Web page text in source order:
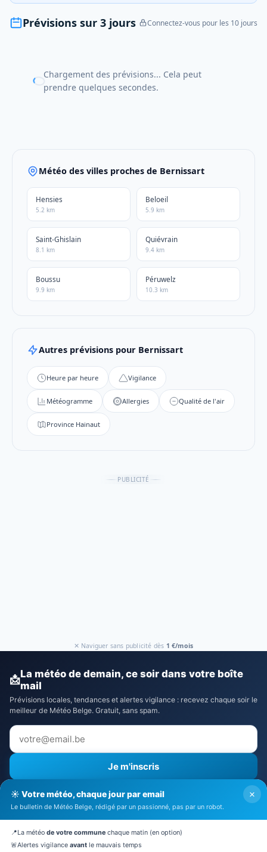
Prévisions sur 3 jours Connectez-vous pour les 10 jours
Chargement des prévisions... Cela peut
prendre quelques secondes.
Météo des villes proches de Bernissart
Hensies
5.2 km
Beloeil
5.9 km
Saint-Ghislain
8.1 km
Quiévrain
9.4 km
Boussu
9.9 km
Péruwelz
10.3 km
Autres prévisions pour Bernissart
Heure par heure Vigilance
Météogramme Allergies Qualité de l'air
Province Hainaut
PUBLICITÉ
✕ Naviguer sans publicité dès 1 €/mois
📩La météo de demain, ce soir dans votre boîte
mail
Prévisions locales, tendances et alertes vigilance : recevez chaque soir le
meilleur de Météo Belge. Gratuit, sans spam.
Je m'inscris
⚠️ Recevoir aussi les alertes vigilance
J'accepte la
politique de confidentialité
×
☀️ Votre météo, chaque jour par email
Le bulletin de Météo Belge, rédigé par un passionné, pas par un robot.
📍La météo de votre commune chaque matin (en option)
🚨Alertes vigilance avant le mauvais temps